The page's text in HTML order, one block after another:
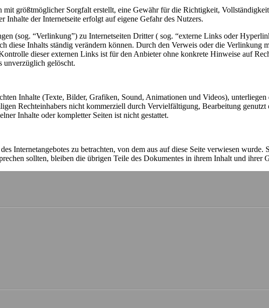
mit größtmöglicher Sorgfalt erstellt, eine Gewähr für die Richtigkeit,
Inhalte der Internetseite erfolgt auf eigene Gefahr des Nutzers.
(sog. “Verlinkung”) zu Internetseiten Dritter ( sog. “externe Links oder
diese Inhalts ständig verändern können. Durch den Verweis oder die
dieser externen Links ist für den Anbieter ohne konkrete Hinweise auf
unverzüglich gelöscht.
Inhalte (Texte, Bilder, Grafiken, Sound, Animationen und Videos),
Rechteinhabers nicht kommerziell durch Vervielfältigung, Bearbeitung
Inhalte oder kompletter Seiten ist nicht gestattet.
Internetangebotes zu betrachten, von dem aus auf diese Seite verwiesen
sollten, bleiben die übrigen Teile des Dokumentes in ihrem Inhalt und ihrer